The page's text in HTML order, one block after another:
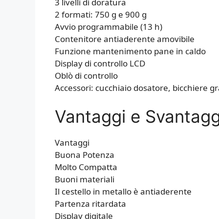
2 formati: 750 g e 900 g
Avvio programmabile (13 h)
Contenitore antiaderente amovibile
Funzione mantenimento pane in caldo
Display di controllo LCD
Oblò di controllo
Accessori: cucchiaio dosatore, bicchiere
Vantaggi e
Vantaggi
Buona Potenza
Molto Compatta
Buoni materiali
Il cestello in metallo è antiaderente
Partenza ritardata
Display digitale